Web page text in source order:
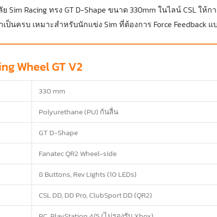
Sim Racing ทรง GT D-Shape ขนาด 330mm ในไลน์ CSL ใ
นครบ เหมาะสำหรับนักแข่ง Sim ที่ต้องการ Force Feedback แ
Wheel GT V2
330 mm
Polyurethane (PU) กันลื่น
GT D-Shape
Fanatec QR2 Wheel-side
8 Buttons, Rev Lights (10 LEDs)
CSL DD, DD Pro, ClubSport DD (QR2)